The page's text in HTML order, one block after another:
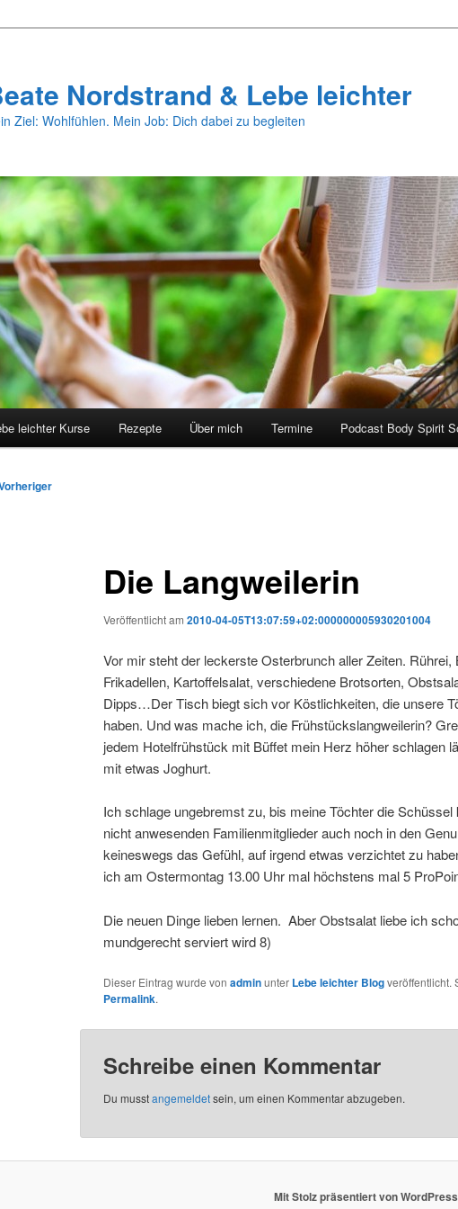
Nordstrand & Lebe leichter
Ziel: Wohlfühlen. Mein Job: Dich dabei zu begleiten
leichter Kurse Rezepte Über mich Termine Podcast Body Spirit
Die Langweilerin
Veröffentlicht am 2010-04-05T13:07:59+02:000000005930201004
Vor mir steht der leckerste Osterbrunch aller Zeiten. Rührei,
Frikadellen, Kartoffelsalat, verschiedene Brotsorten,
Dipps…Der Tisch biegt sich vor Köstlichkeiten, die unsere
haben. Und was mache ich, die Frühstückslangweilerin?
jedem Hotelfrühstück mit Büffet mein Herz höher schlagen
mit etwas Joghurt.
Ich schlage ungebremst zu, bis meine Töchter die
nicht anwesenden Familienmitglieder auch noch in den
keineswegs das Gefühl, auf irgend etwas verzichtet zu
ich am Ostermontag 13.00 Uhr mal höchstens mal 5
Die neuen Dinge lieben lernen. Aber Obstsalat liebe ich
mundgerecht serviert wird 8)
Dieser Eintrag wurde von adminunter Lebe leichter Blogveröffentlicht.
Permalink.
Schreibe einen Kommentar
Du musstangemeldetsein, um einen Kommentar abzugeben.
Mit Stolz präsentiert von WordPress